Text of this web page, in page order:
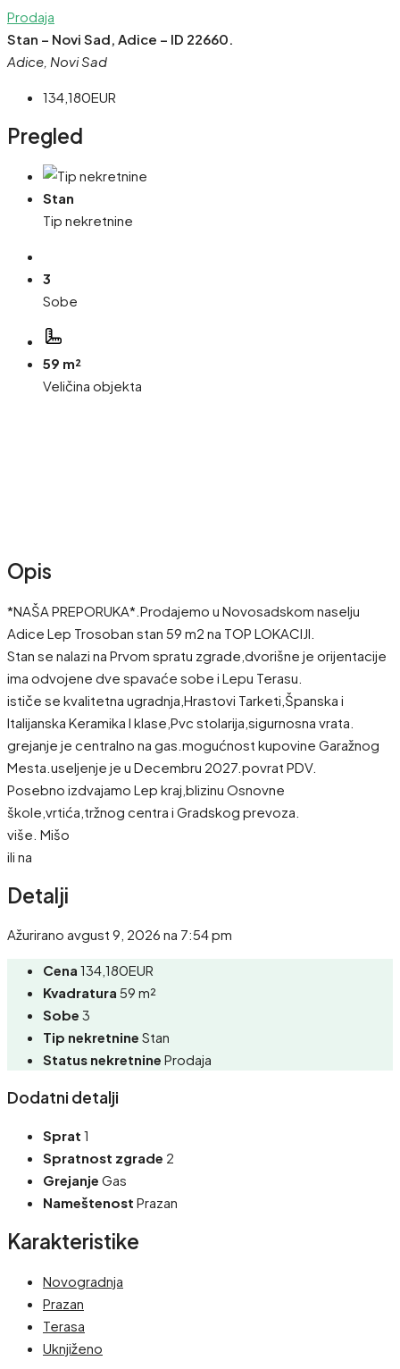
Prodaja
Stan – Novi Sad, Adice – ID 22660.
Adice, Novi Sad
134,180EUR
Pregled
Stan
Tip nekretnine
3
Sobe
59 m²
Veličina objekta
Opis
*NAŠA PREPORUKA*.Prodajemo u Novosadskom naselju
Adice Lep Trosoban stan 59 m2 na TOP LOKACIJI.
Stan se nalazi na Prvom spratu zgrade,dvorišne je orijentacije
ima odvojene dve spavaće sobe i Lepu Terasu.
ističe se kvalitetna ugradnja,Hrastovi Tarketi,Španska i
Italijanska Keramika I klase,Pvc stolarija,sigurnosna vrata.
grejanje je centralno na gas.mogućnost kupovine Garažnog
Mesta.useljenje je u Decembru 2027.povrat PDV.
Posebno izdvajamo Lep kraj,blizinu Osnovne
škole,vrtića,tržnog centra i Gradskog prevoza.
više. Mišo
ili na
Detalji
Ažurirano avgust 9, 2026 na 7:54 pm
Cena 134,180EUR
Kvadratura 59 m²
Sobe 3
Tip nekretnine Stan
Status nekretnine Prodaja
Dodatni detalji
Sprat 1
Spratnost zgrade 2
Grejanje Gas
Nameštenost Prazan
Karakteristike
Novogradnja
Prazan
Terasa
Uknjiženo